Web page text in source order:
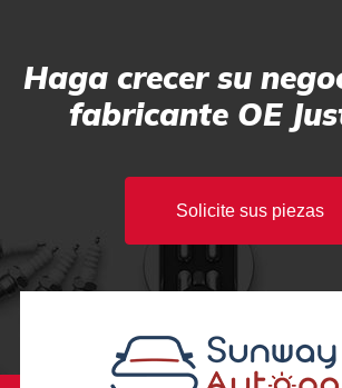
Haga crecer su
fabricante OE
Solicite sus piezas